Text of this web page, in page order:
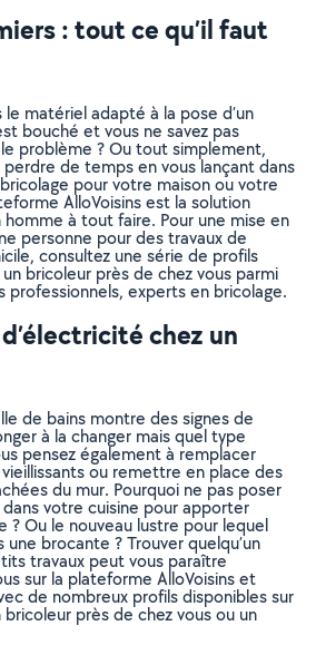
: tout ce qu’il faut
le matériel adapté à la pose d’un
bouché et vous ne savez pas
problème ? Ou tout simplement,
perdre de temps en vous lançant dans
pour votre maison ou votre
AlloVoisins est la solution
à tout faire. Pour une mise en
personne pour des travaux de
consultez une série de profils
bricoleur près de chez vous parmi
professionnels, experts en bricolage.
chez un
de bains montre des signes de
à la changer mais quel type
pensez également à remplacer
ou remettre en place des
du mur. Pourquoi ne pas poser
votre cuisine pour apporter
? Ou le nouveau lustre pour lequel
une brocante ? Trouver quelqu’un
travaux peut vous paraître
sur la plateforme AlloVoisins et
de nombreux profils disponibles sur
près de chez vous ou un